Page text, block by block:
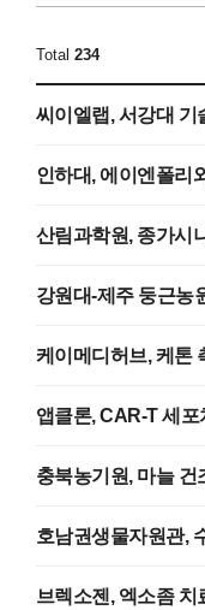
Total 234
씨이엘랩, 서강대 기
인하대, 에이엔폴리
산림과학원, 종가시
강원대-제주 둥근농
케이메디허브, 케톤
앱클론, CAR-T 세포
충북농기원, 마늘
호남권생물자원관,
브렉소젠, 엑소좀 치